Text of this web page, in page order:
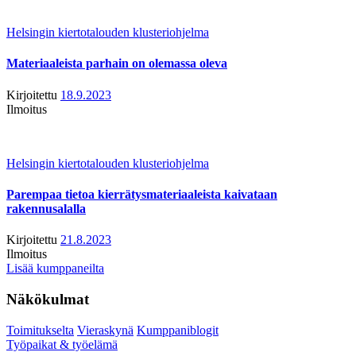
Helsingin kiertotalouden klusteriohjelma
Materiaaleista parhain on olemassa oleva
Kirjoitettu 18.9.2023
Ilmoitus
Helsingin kiertotalouden klusteriohjelma
Parempaa tietoa kierrätysmateriaaleista kaivataan
rakennusalalla
Kirjoitettu 21.8.2023
Ilmoitus
Lisää kumppaneilta
Näkökulmat
Toimitukselta Vieraskynä Kumppaniblogit
Työpaikat & työelämä